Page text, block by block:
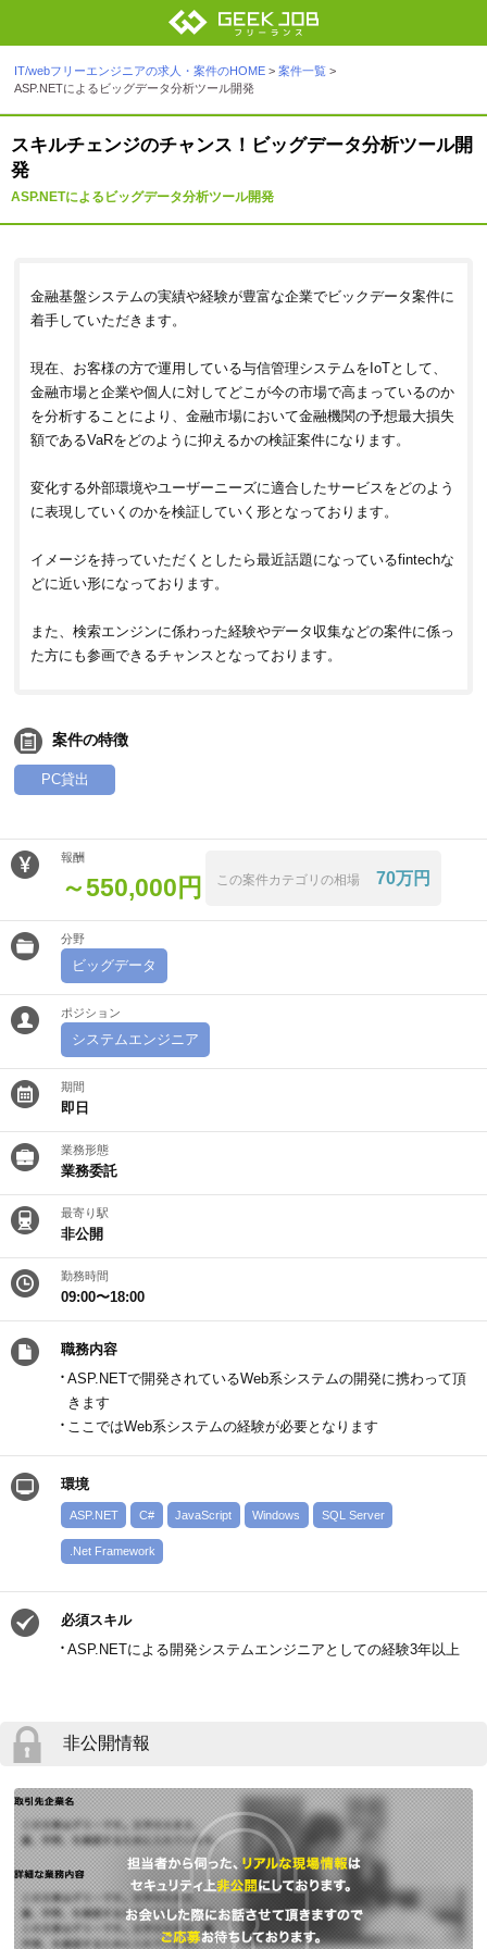
IT/webフリーエンジニアの求人・案件のHOME >案件一覧 >
ASP.NETによるビッグデータ分析ツール開発
スキルチェンジのチャンス！ビッグデータ分析ツール開
発
ASP.NETによるビッグデータ分析ツール開発
金融基盤システムの実績や経験が豊富な企業でビックデータ案件に
着手していただきます。
現在、お客様の方で運用している与信管理システムをIoTとして、
金融市場と企業や個人に対してどこが今の市場で高まっているのか
を分析することにより、金融市場において金融機関の予想最大損失
額であるVaRをどのように抑えるかの検証案件になります。
変化する外部環境やユーザーニーズに適合したサービスをどのよう
に表現していくのかを検証していく形となっております。
イメージを持っていただくとしたら最近話題になっているfintechな
どに近い形になっております。
また、検索エンジンに係わった経験やデータ収集などの案件に係っ
た方にも参画できるチャンスとなっております。
案件の特徴
PC貸出
報酬
～550,000円 この案件カテゴリの相場 70万円
分野
ビッグデータ
ポジション
システムエンジニア
期間
即日
業務形態
業務委託
最寄り駅
非公開
勤務時間
09:00〜18:00
職務内容
ASP.NETで開発されているWeb系システムの開発に携わって頂
きます
ここではWeb系システムの経験が必要となります
環境
ASP.NET C# JavaScript Windows SQL Server
.Net Framework
必須スキル
ASP.NETによる開発システムエンジニアとしての経験3年以上
非公開情報